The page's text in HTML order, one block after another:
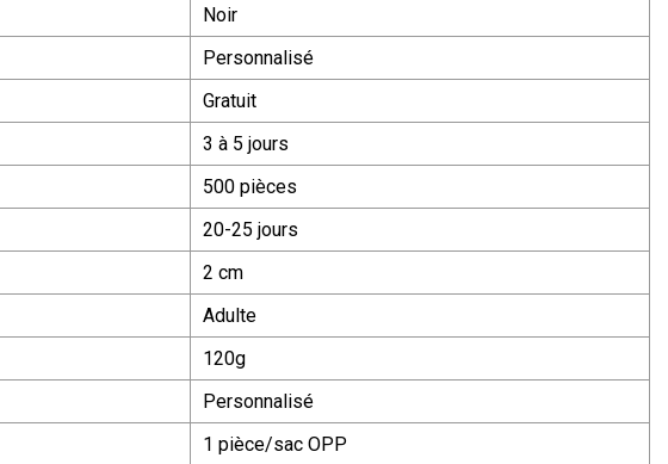
Noir
Personnalisé
Gratuit
3 à 5 jours
500 pièces
20-25 jours
2 cm
Adulte
120g
Personnalisé
1 pièce/sac OPP